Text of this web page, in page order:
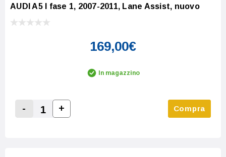
AUDI A5 I fase 1, 2007-2011, Lane Assist, nuovo
169,00€
In magazzino
-
Increase Quantity:
+ Compra